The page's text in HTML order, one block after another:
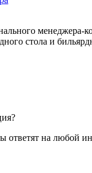
менеджера-
стола и
ответят на любой